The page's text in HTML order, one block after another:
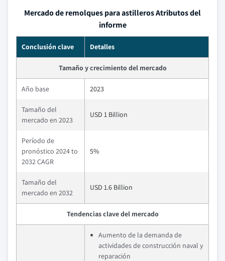
Mercado de remolques para astilleros Atributos del
informe
Conclusión clave Detalles
Tamaño y crecimiento del mercado
Año base 2023
Tamaño del
mercado en 2023
USD 1 Billion
Período de
pronóstico 2024 to
2032 CAGR
5%
Tamaño del
mercado en 2032
USD 1.6 Billion
Tendencias clave del mercado
Aumento de la demanda de
actividades de construcción naval y
reparación